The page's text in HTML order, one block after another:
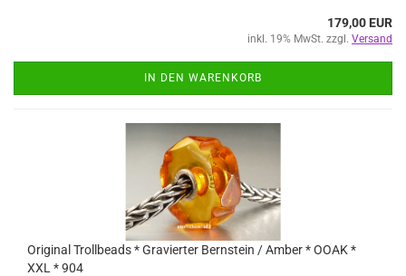
179,00 EUR
inkl. 19% MwSt. zzgl. Versand
IN DEN WARENKORB
Original Trollbeads * Gravierter Bernstein / Amber * OOAK *
XXL * 904